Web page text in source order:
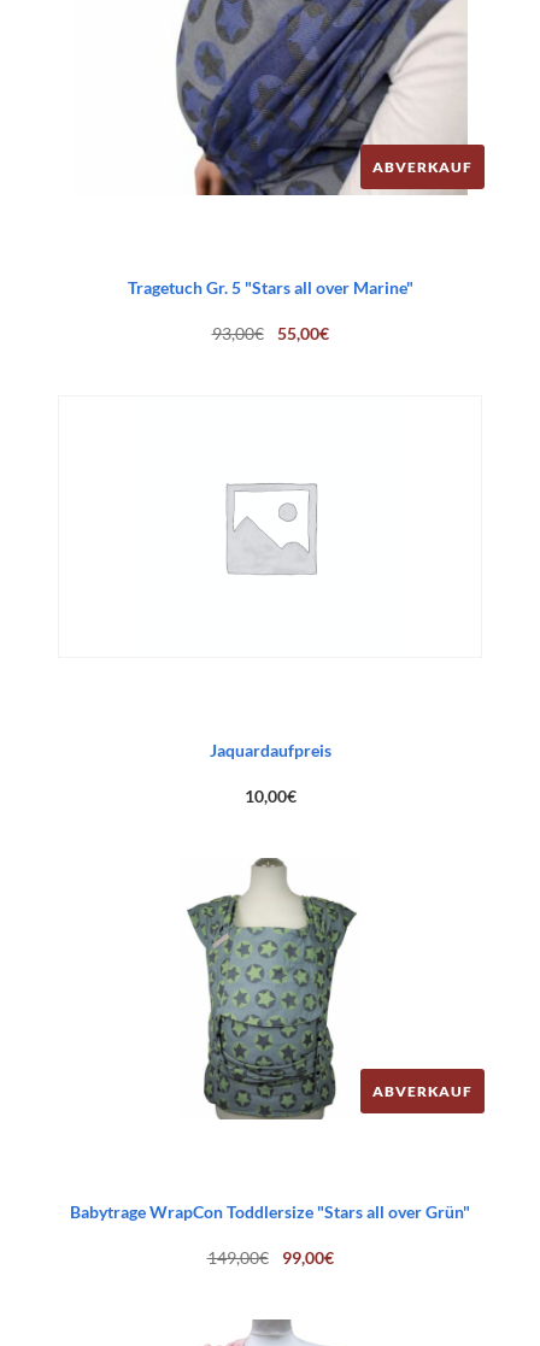
ABVERKAUF
Tragetuch Gr. 5 "Stars all over Marine"
93,00€
Ursprünglicher
Preis
55,00€Aktueller
Jaquardaufpreis
10,00€
ABVERKAUF
Babytrage WrapCon Toddlersize "Stars all over Grün"
149,00€
Ursprünglicher
Preis
99,00€Aktueller